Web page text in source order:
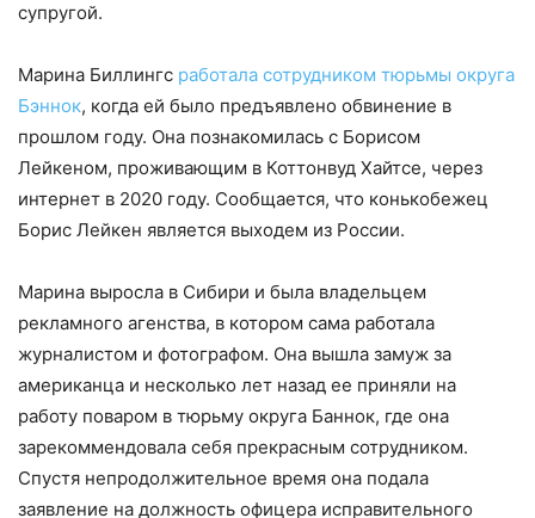
супругой.
Марина Биллингс работала сотрудником тюрьмы округа
Бэннок, когда ей было предъявлено обвинение в
прошлом году. Она познакомилась с Борисом
Лейкеном, проживающим в Коттонвуд Хайтсе, через
интернет в 2020 году. Сообщается, что конькобежец
Борис Лейкен является выходем из России.
Марина выросла в Сибири и была владельцем
рекламного агенства, в котором сама работала
журналистом и фотографом. Она вышла замуж за
американца и несколько лет назад ее приняли на
работу поваром в тюрьму округа Баннок, где она
зарекоммендовала себя прекрасным сотрудником.
Спустя непродолжительное время она подала
заявление на должность офицера исправительного